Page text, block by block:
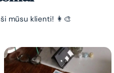
mūsu klienti! 👩‍🎨